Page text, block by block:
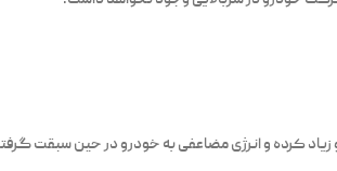
زیاد کرده و انرژی مضاعفی به خودرو در حین سبقت